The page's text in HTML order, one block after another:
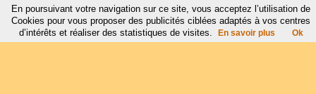
En poursuivant votre navigation sur ce site, vous acceptez l’utilisation de
Cookies pour vous proposer des publicités ciblées adaptés à vos centres
d’intérêts et réaliser des statistiques de visites.
En savoir plus Ok